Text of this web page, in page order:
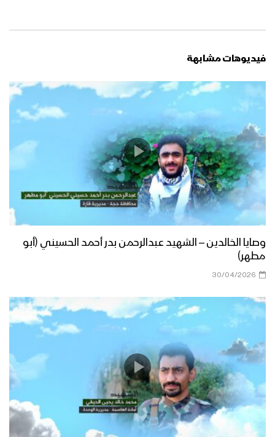
فيديوهات مشابهة
وصايا الخالدين – الشهيد عبدالرحمن بدر أحمد الحسيني (أبو
مطهر)
30/04/2026